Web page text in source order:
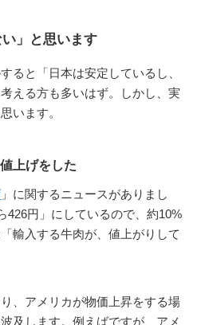
」と思います
ると「日本は安定しているし、
える方も多いはず。しかし、実
います。
上げをした
」に関するニュースがありまし
426円」にしているので、約10%
輸入する牛肉が、値上がりして
、アメリカが物価上昇をする場
及します。例えばですが、アメ